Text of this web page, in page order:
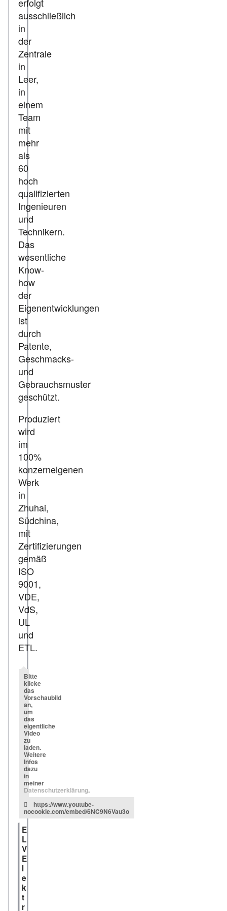
ausschließlich
in
der
Zentrale
in
Leer,
in
einem
Team
mit
mehr
als
60
hoch
qualifizierten
Ingenieuren
und
Technikern.
Das
wesentliche
Know-
how
der
Eigenentwicklungen
ist
durch
Patente,
Geschmacks-
und
Gebrauchsmuster
geschützt.
Produziert
wird
im
100%
konzerneigenen
Werk
in
Zhuhai,
Südchina,
mit
Zertifizierungen
gemäß
ISO
9001,
VDE,
VdS,
UL
und
ETL.
Bitte
klicke
das
Vorschaubild
an,
um
das
eigentliche
Video
zu
laden.
Weitere
Infos
dazu
in
meiner
Datenschutzerklärung.
https://www.youtube-
nocookie.com/embed/6NC9N6Vau3o
E
L
V
E
l
e
k
t
r